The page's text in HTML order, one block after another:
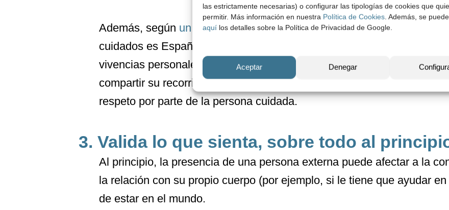
las estrictamente necesarias) o configurar las tipologías de cookies que
permitir. Más información en nuestra Política de Cookies. Además, se
aquí los detalles sobre la Política de Privacidad de Google.
Aceptar Denegar
Además, según un estudio de Oxfam Intermón[2], el 56% de las
cuidados es España son de nacionalidad extranjera. Muchas son
vivencias personales y ganas de construir una vida mejor para ellas y
compartir su recorrido vital puede ayudar a romper prejuicios y
respeto por parte de la persona cuidada.
3. Valida lo que sienta, sobre todo al
Al principio, la presencia de una persona externa puede afectar a la
la relación con su propio cuerpo (por ejemplo, si le tiene que ayudar
de estar en el mundo.